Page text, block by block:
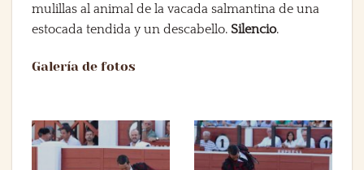
mulillas al animal de la vacada salmantina de una
estocada tendida y un descabello. Silencio.
Galería de fotos